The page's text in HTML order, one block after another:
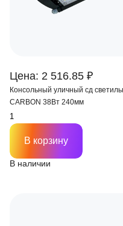
Цена: 2 516.85 ₽
Консольный уличный сд
CARBON 38Вт 240мм
В наличии
В корзину